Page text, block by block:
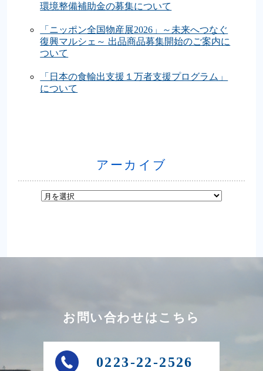
環境整備補助金の募集について
「ニッポン全国物産展2026」～未来へつなぐ
復興マルシェ～ 出品商品募集開始のご案内に
ついて
「日本の食輸出支援１万者支援プログラム」
について
アーカイブ
お問い合わせはこちら
0223-22-2526